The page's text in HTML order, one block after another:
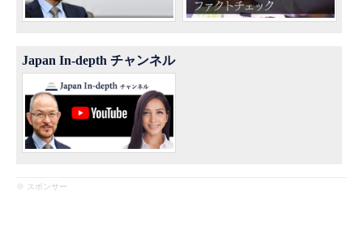
Japan In-depth チャンネル
※ スポンサー